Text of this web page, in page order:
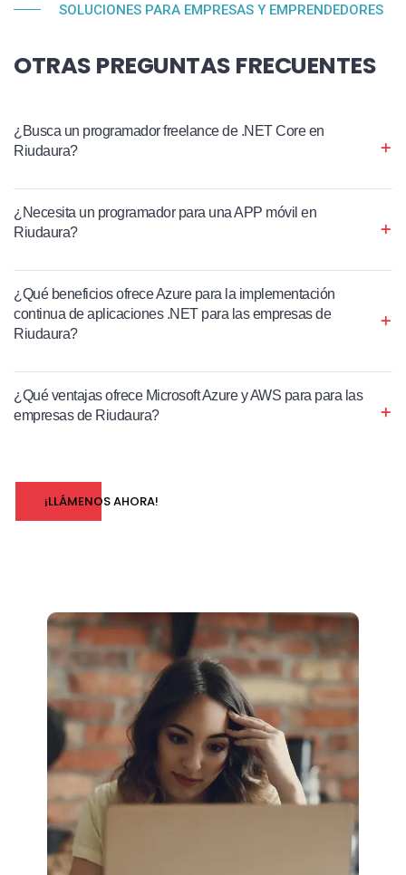
SOLUCIONES PARA EMPRESAS Y EMPRENDEDORES
OTRAS PREGUNTAS FRECUENTES
¿Busca un programador freelance de .NET Core en
Riudaura?
¿Necesita un programador para una APP móvil en
Riudaura?
¿Qué beneficios ofrece Azure para la implementación
continua de aplicaciones .NET para las empresas de
Riudaura?
¿Qué ventajas ofrece Microsoft Azure y AWS para para las
empresas de Riudaura?
¡LLÁMENOS AHORA!